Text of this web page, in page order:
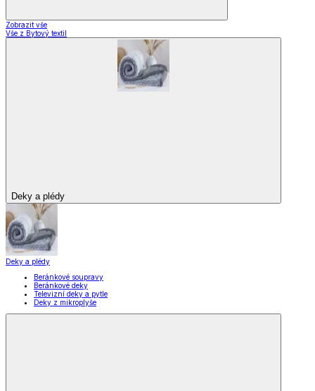
Zobrazit vše
Vše z Bytový textil
Deky a plédy
Deky a plédy
Beránkové soupravy
Beránkové deky
Televizní deky a pytle
Deky z mikroplyše